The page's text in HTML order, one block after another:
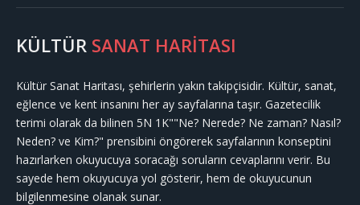
KÜLTÜR SANAT HARİTASI
Kültür Sanat Haritası, şehirlerin yakın takipçisidir. Kültür, sanat,
eğlence ve kent insanını her ay sayfalarına taşır. Gazetecilik
terimi olarak da bilinen 5N 1K""Ne? Nerede? Ne zaman? Nasıl?
Neden? ve Kim?" prensibini öngörerek sayfalarının konseptini
hazırlarken okuyucuya soracağı soruların cevaplarını verir. Bu
sayede hem okuyucuya yol gösterir, hem de okuyucunun
bilgilenmesine olanak sunar.